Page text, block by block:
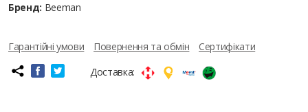
Бренд: Beeman
Гарантійні умови Повернення та обмін
Сертифікати
Доставка: